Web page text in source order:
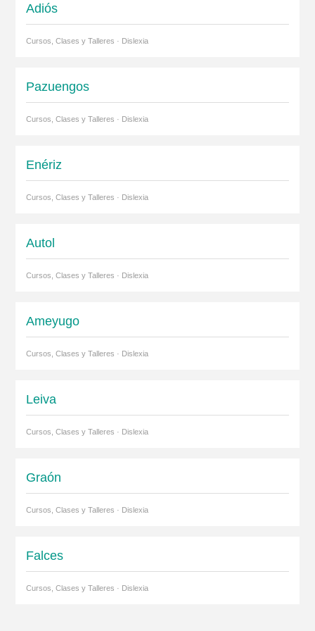
Adiós
Cursos, Clases y Talleres · Dislexia
Pazuengos
Cursos, Clases y Talleres · Dislexia
Enériz
Cursos, Clases y Talleres · Dislexia
Autol
Cursos, Clases y Talleres · Dislexia
Ameyugo
Cursos, Clases y Talleres · Dislexia
Leiva
Cursos, Clases y Talleres · Dislexia
Graón
Cursos, Clases y Talleres · Dislexia
Falces
Cursos, Clases y Talleres · Dislexia